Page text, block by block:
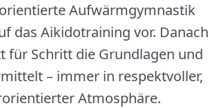
Aufwärmgymnastik
das Aikidotraining vor. Danach
für Schritt die Grundlagen und
– immer in respektvoller,
Atmosphäre.